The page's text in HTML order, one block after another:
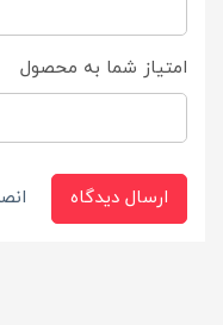
امتیاز شما به محصول
ارسال دیدگاه